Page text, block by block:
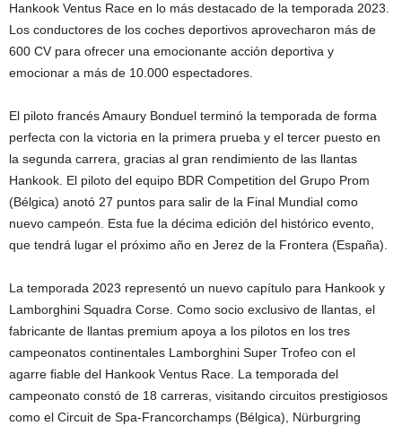
Hankook Ventus Race en lo más destacado de la temporada 2023.
Los conductores de los coches deportivos aprovecharon más de
600 CV para ofrecer una emocionante acción deportiva y
emocionar a más de 10.000 espectadores.
El piloto francés Amaury Bonduel terminó la temporada de forma
perfecta con la victoria en la primera prueba y el tercer puesto en
la segunda carrera, gracias al gran rendimiento de las llantas
Hankook. El piloto del equipo BDR Competition del Grupo Prom
(Bélgica) anotó 27 puntos para salir de la Final Mundial como
nuevo campeón. Esta fue la décima edición del histórico evento,
que tendrá lugar el próximo año en Jerez de la Frontera (España).
La temporada 2023 representó un nuevo capítulo para Hankook y
Lamborghini Squadra Corse. Como socio exclusivo de llantas, el
fabricante de llantas premium apoya a los pilotos en los tres
campeonatos continentales Lamborghini Super Trofeo con el
agarre fiable del Hankook Ventus Race. La temporada del
campeonato constó de 18 carreras, visitando circuitos prestigiosos
como el Circuit de Spa-Francorchamps (Bélgica), Nürburgring